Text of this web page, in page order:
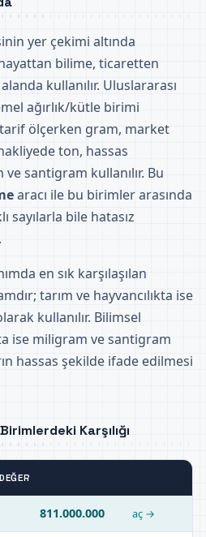
yer çekimi altında
bilime, ticaretten
kullanılır. Uluslararası
ağırlık/kütle birimi
ölçerken gram, market
ton, hassas
santigram kullanılır. Bu
aracı ile bu birimler arasında
sayılarla bile hatasız
en sık karşılaşılan
tarım ve hayvancılıkta ise
kullanılır. Bilimsel
ise miligram ve santigram
hassas şekilde ifade edilmesi
Karşılığı
811.000.000 aç →